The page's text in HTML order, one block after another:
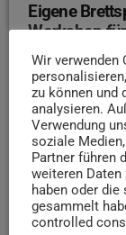
Eigene
Workshop
Ein eigenes
einem
einer
zusammen mit
eigenen Ideen
Die
Mai sowie am
statt. Die
mail@triki.de
Wir verwenden
zu können und
analysieren.
Verwendung
soziale
Partner führen
weiteren
haben oder die
gesammelt
controlled